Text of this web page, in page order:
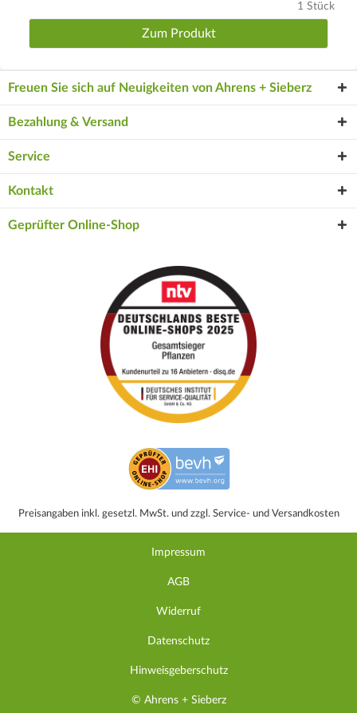
1 Stück
Zum Produkt
Freuen Sie sich auf Neuigkeiten von Ahrens + Sieberz
Bezahlung & Versand
Service
Kontakt
Geprüfter Online-Shop
Preisangaben inkl. gesetzl. MwSt. und zzgl. Service- und Versandkosten
Impressum
AGB
Widerruf
Datenschutz
Hinweisgeberschutz
© Ahrens + Sieberz